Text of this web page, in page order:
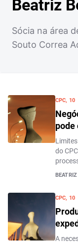
Beatriz
Sócia na área
Souto Correa
CPC, 10
pode
do
CPC, 10
A